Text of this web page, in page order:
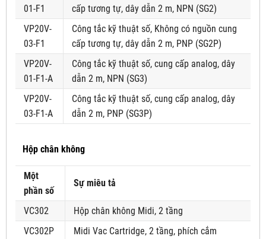
01-F1
cấp tương tự, dây dẫn 2 m, NPN (SG2)
VP20V-
03-F1
Công tắc kỹ thuật số, Không có nguồn cung
cấp tương tự, dây dẫn 2 m, PNP (SG2P)
VP20V-
01-F1-A
Công tắc kỹ thuật số, cung cấp analog, dây
dẫn 2 m, NPN (SG3)
VP20V-
03-F1-A
Công tắc kỹ thuật số, cung cấp analog, dây
dẫn 2 m, PNP (SG3P)
Hộp chân không
Một
phần số
Sự miêu tả
VC302
Hộp chân không Midi, 2 tầng
VC302P
Midi Vac Cartridge, 2 tầng, phích cắm